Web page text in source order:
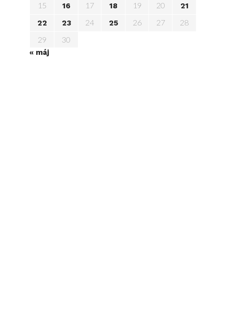
15 16 17 18 19 20
21
22
23 24 25 26 27
28
29
30
« máj